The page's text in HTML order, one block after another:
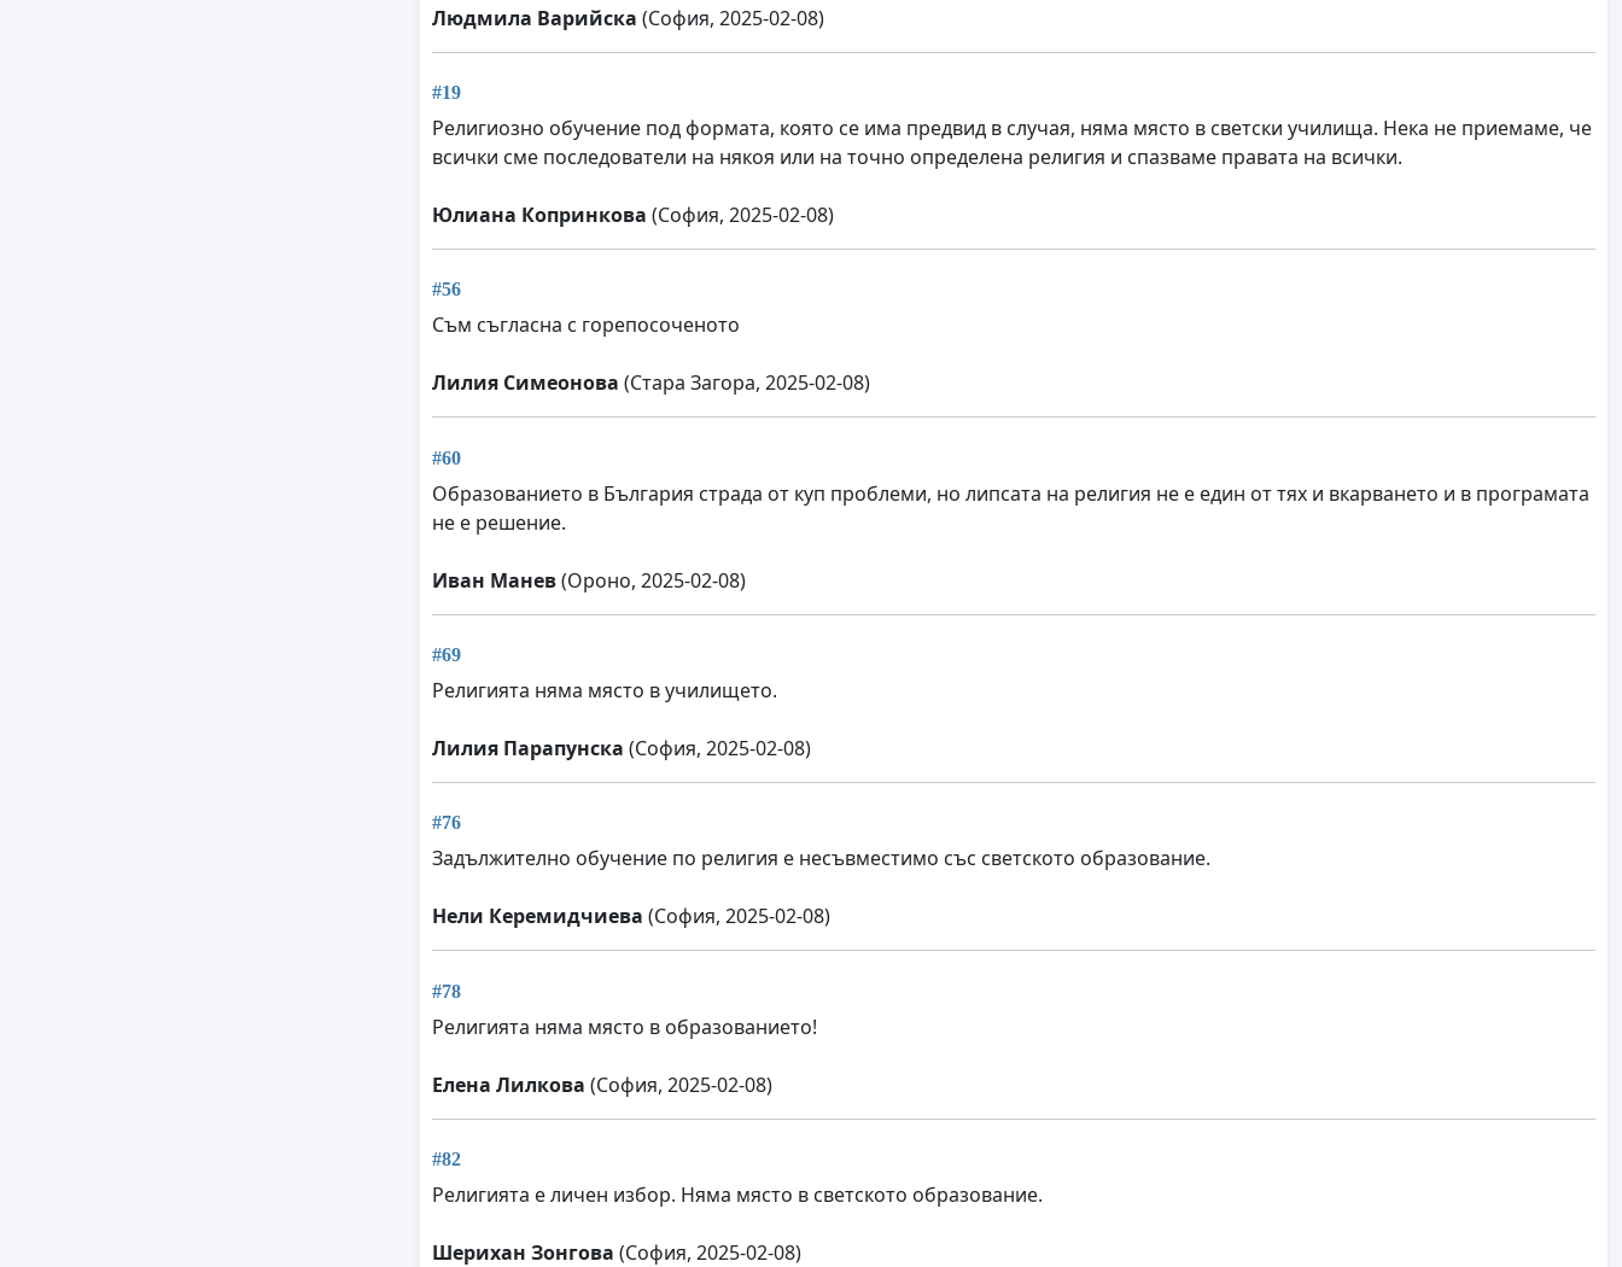
Людмила Варийска (София, 2025-02-08)
#19
Религиозно обучение под формата, която се има предвид в случая, няма място в светски училища. Нека не приемаме, че
всички сме последователи на някоя или на точно определена религия и спазваме правата на всички.
Юлиана Копринкова (София, 2025-02-08)
#56
Съм съгласна с горепосоченото
Лилия Симеонова (Стара Загора, 2025-02-08)
#60
Образованието в България страда от куп проблеми, но липсата на религия не е един от тях и вкарването и в програмата
не е решение.
Иван Манев(Ороно, 2025-02-08)
#69
Религията няма място в училището.
Лилия Парапунска (София, 2025-02-08)
#76
Задължително обучение по религия е несъвместимо със светското образование.
Нели Керемидчиева (София, 2025-02-08)
#78
Религията няма място в образованието!
Елена Лилкова (София, 2025-02-08)
#82
Религията е личен избор. Няма място в светското образование.
Шерихан Зонгова (София, 2025-02-08)